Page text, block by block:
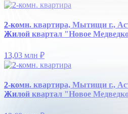
2-комн. квартира, Мытищи г.,
Жилой квартал "Новое
13,03 млн ₽
2-комн. квартира, Мытищи г.,
Жилой квартал "Новое